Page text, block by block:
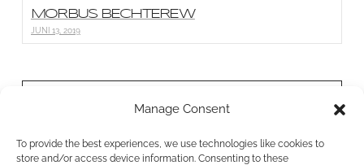
Manage Consent
To provide the best experiences, we use technologies like cookies to
store and/or access device information. Consenting to these
MORBUS BECHTEREW
JUNI 13, 2019
53111 Bonn